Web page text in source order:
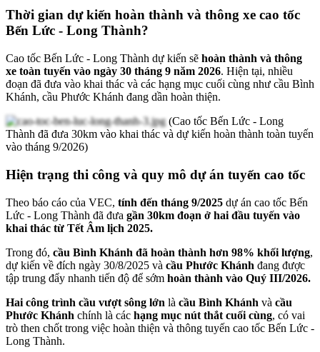
Thời gian dự kiến hoàn thành và thông xe cao tốc
Bến Lức - Long Thành?
Cao tốc Bến Lức - Long Thành dự kiến sẽ hoàn thành và thông
xe toàn tuyến vào ngày 30 tháng 9 năm 2026. Hiện tại, nhiều
đoạn đã đưa vào khai thác và các hạng mục cuối cùng như cầu Bình
Khánh, cầu Phước Khánh đang dần hoàn thiện.
(Cao tốc Bến Lức - Long
Thành đã đưa 30km vào khai thác và dự kiến hoàn thành toàn tuyến
vào tháng 9/2026)
Hiện trạng thi công và quy mô dự án tuyến cao tốc
Theo báo cáo của VEC, tính đến tháng 9/2025 dự án cao tốc Bến
Lức - Long Thành đã đưa gần 30km đoạn ở hai đầu tuyến vào
khai thác từ Tết Âm lịch 2025.
Trong đó, cầu Bình Khánh đã hoàn thành hơn 98% khối lượng,
dự kiến về đích ngày 30/8/2025 và cầu Phước Khánh đang được
tập trung đẩy nhanh tiến độ để sớm hoàn thành vào Quý III/2026.
Hai công trình cầu vượt sông lớn là cầu Bình Khánh và cầu
Phước Khánh chính là các hạng mục nút thắt cuối cùng, có vai
trò then chốt trong việc hoàn thiện và thông tuyến cao tốc Bến Lức -
Long Thành.